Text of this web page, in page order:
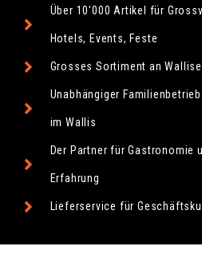
Über 10'000 Artikel für
Hotels, Events, Feste
Grosses Sortiment an
Unabhängiger
im Wallis
Der Partner für Gastronomie
Erfahrung
Lieferservice für